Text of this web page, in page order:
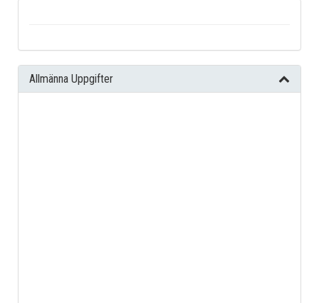
Allmänna Uppgifter